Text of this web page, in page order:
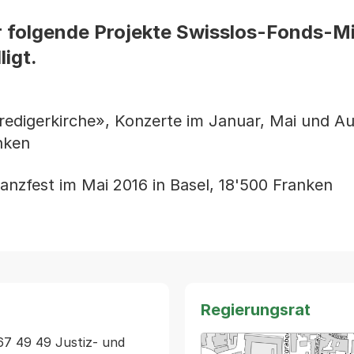
Projekte Swisslos-Fonds-
Konzerte im Januar, Mai und
im Mai 2016 in Basel, 18'500 Franken
49 49 Justiz- und
Regierungsrat